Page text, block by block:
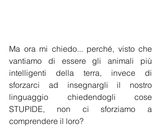
Ma ora mi chiedo... perché, visto che
vantiamo di essere gli animali più
intelligenti della terra, invece di
sforzarci ad insegnargli il nostro
linguaggio chiedendogli cose
STUPIDE, non ci sforziamo a
comprendere il loro?